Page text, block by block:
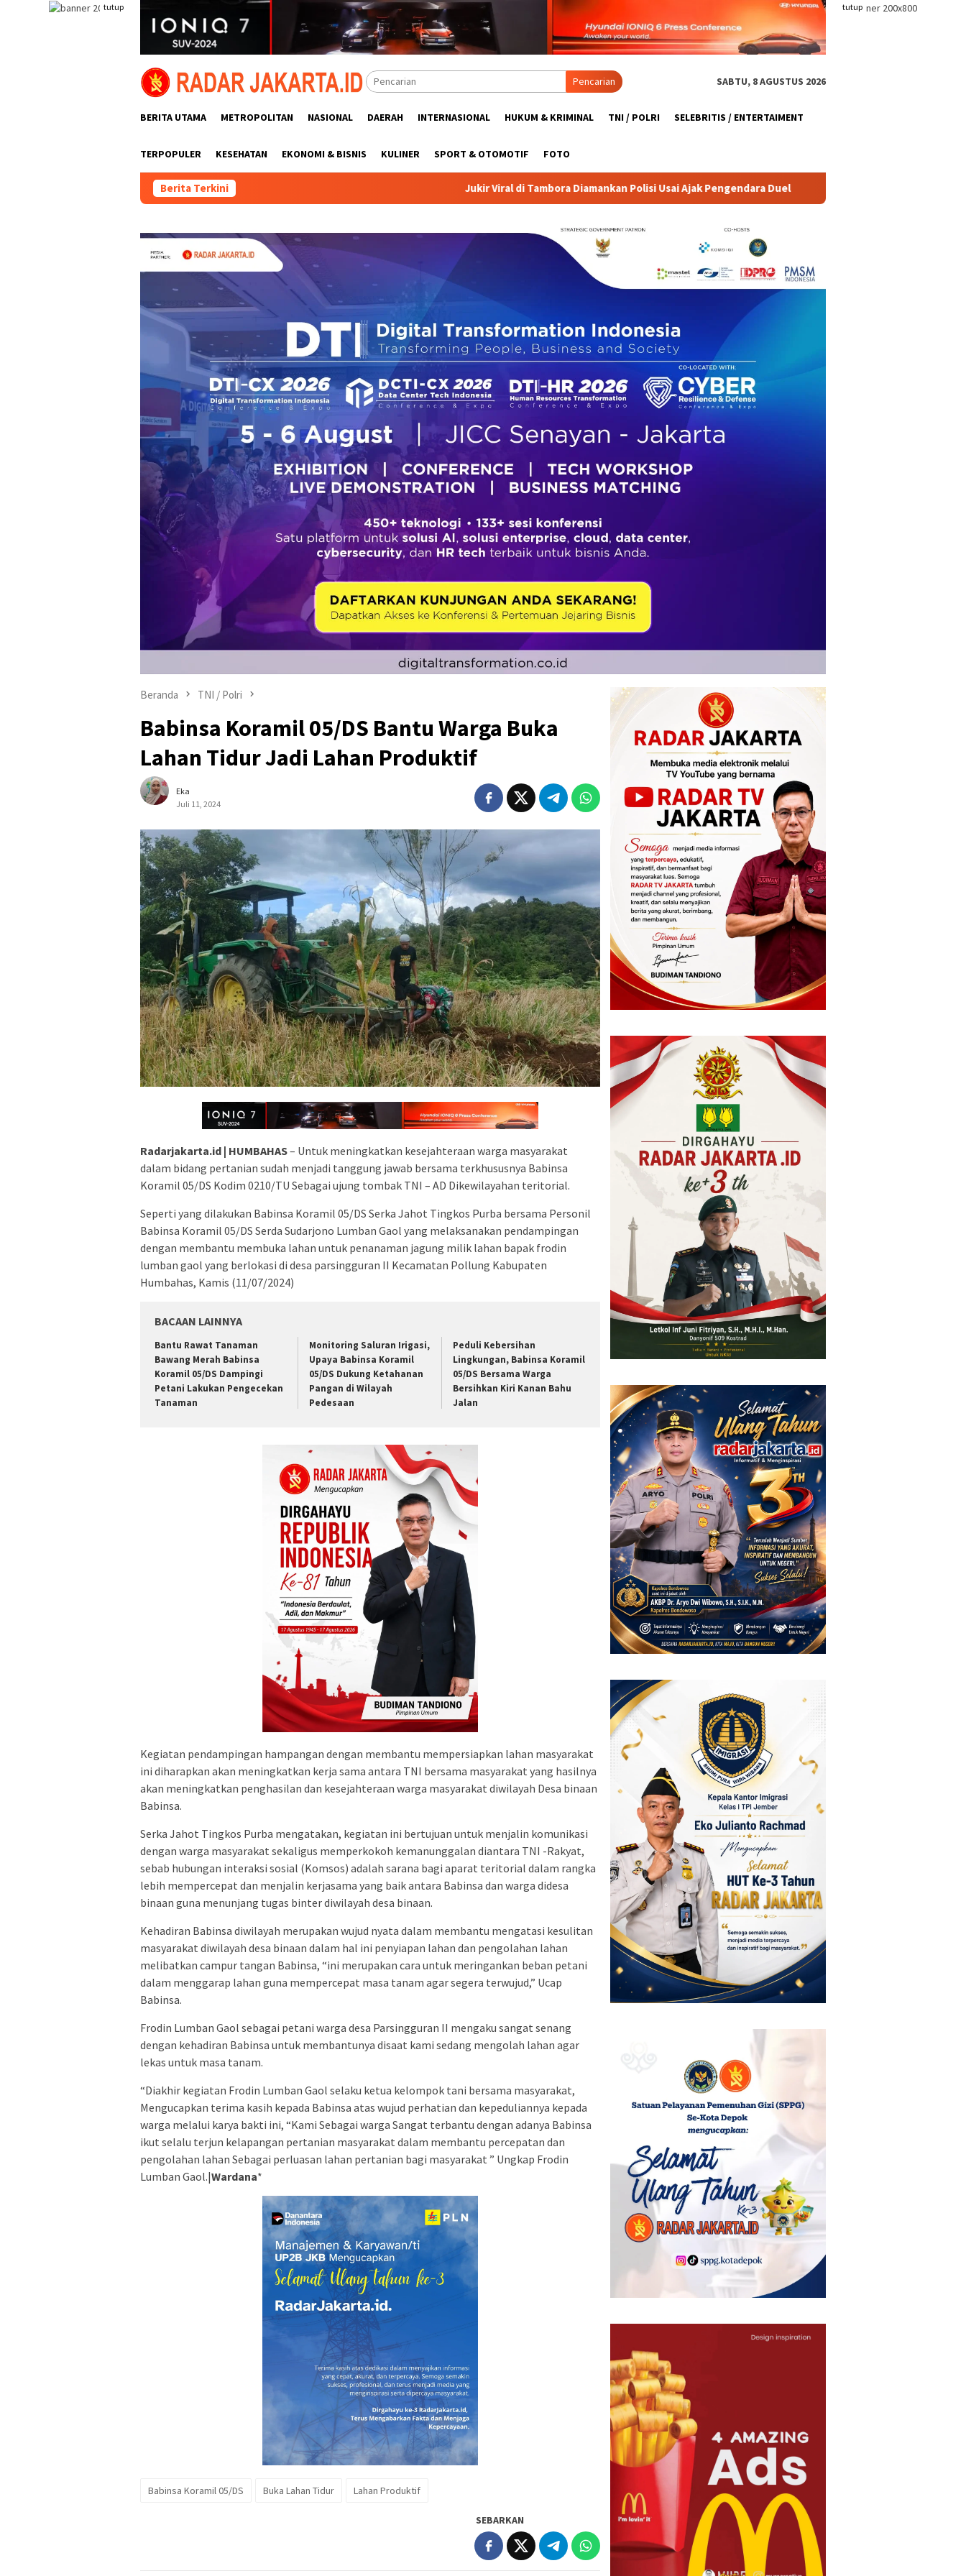
tutup tutup
Pencarian SABTU, 8 AGUSTUS 2026
BERITA UTAMA METROPOLITAN NASIONAL DAERAH INTERNASIONAL HUKUM & KRIMINAL TNI / POLRI SELEBRITIS / ENTERTAIMENT
TERPOPULER KESEHATAN EKONOMI & BISNIS KULINER SPORT & OTOMOTIF FOTO
Berita Terkini Jukir Viral di Tambora Diamankan Polisi Usai Ajak Pengendara Duel Karnaval Kemerdekaan, Sasana Bulan Kampanyekan
Beranda TNI / Polri
Babinsa Koramil 05/DS Bantu Warga Buka
Lahan Tidur Jadi Lahan Produktif
Eka
Juli 11, 2024
Radarjakarta.id | HUMBAHAS– Untuk meningkatkan kesejahteraan warga masyarakat
dalam bidang pertanian sudah menjadi tanggung jawab bersama terkhususnya Babinsa
Koramil 05/DS Kodim 0210/TU Sebagai ujung tombak TNI – AD Dikewilayahan teritorial.
Seperti yang dilakukan Babinsa Koramil 05/DS Serka Jahot Tingkos Purba bersama Personil
Babinsa Koramil 05/DS Serda Sudarjono Lumban Gaol yang melaksanakan pendampingan
dengan membantu membuka lahan untuk penanaman jagung milik lahan bapak frodin
lumban gaol yang berlokasi di desa parsingguran II Kecamatan Pollung Kabupaten
Humbahas, Kamis (11/07/2024)
BACAAN LAINNYA
Bantu Rawat Tanaman
Bawang Merah Babinsa
Koramil 05/DS Dampingi
Petani Lakukan Pengecekan
Tanaman
Monitoring Saluran Irigasi,
Upaya Babinsa Koramil
05/DS Dukung Ketahanan
Pangan di Wilayah
Pedesaan
Peduli Kebersihan
Lingkungan, Babinsa Koramil
05/DS Bersama Warga
Bersihkan Kiri Kanan Bahu
Jalan
Kegiatan pendampingan hampangan dengan membantu mempersiapkan lahan masyarakat
ini diharapkan akan meningkatkan kerja sama antara TNI bersama masyarakat yang hasilnya
akan meningkatkan penghasilan dan kesejahteraan warga masyarakat diwilayah Desa binaan
Babinsa.
Serka Jahot Tingkos Purba mengatakan, kegiatan ini bertujuan untuk menjalin komunikasi
dengan warga masyarakat sekaligus memperkokoh kemanunggalan diantara TNI -Rakyat,
sebab hubungan interaksi sosial (Komsos) adalah sarana bagi aparat teritorial dalam rangka
lebih mempercepat dan menjalin kerjasama yang baik antara Babinsa dan warga didesa
binaan guna menunjang tugas binter diwilayah desa binaan.
Kehadiran Babinsa diwilayah merupakan wujud nyata dalam membantu mengatasi kesulitan
masyarakat diwilayah desa binaan dalam hal ini penyiapan lahan dan pengolahan lahan
melibatkan campur tangan Babinsa, “ini merupakan cara untuk meringankan beban petani
dalam menggarap lahan guna mempercepat masa tanam agar segera terwujud,” Ucap
Babinsa.
Frodin Lumban Gaol sebagai petani warga desa Parsingguran II mengaku sangat senang
dengan kehadiran Babinsa untuk membantunya disaat kami sedang mengolah lahan agar
lekas untuk masa tanam.
“Diakhir kegiatan Frodin Lumban Gaol selaku ketua kelompok tani bersama masyarakat,
Mengucapkan terima kasih kepada Babinsa atas wujud perhatian dan kepeduliannya kepada
warga melalui karya bakti ini, “Kami Sebagai warga Sangat terbantu dengan adanya Babinsa
ikut selalu terjun kelapangan pertanian masyarakat dalam membantu percepatan dan
pengolahan lahan Sebagai perluasan lahan pertanian bagi masyarakat ” Ungkap Frodin
Lumban Gaol.|Wardana*
Babinsa Koramil 05/DS Buka Lahan Tidur Lahan Produktif
SEBARKAN